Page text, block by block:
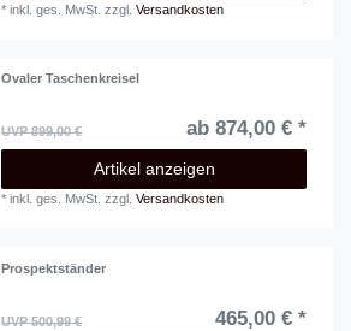
*inkl. ges. MwSt. zzgl.Versandkosten
Ovaler Taschenkreisel
UVP 899,00 € ab 874,00 € *
Artikel anzeigen
*inkl. ges. MwSt. zzgl.Versandkosten
Prospektständer
UVP 500,99 € 465,00 € *